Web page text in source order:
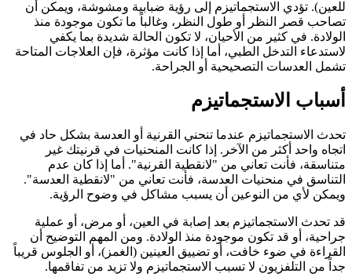
للعين). تؤدي الاستجماتيزم إلى رؤية ضبابية ومشوشة، ويمكن أن
تصاحب قصر النظر أو طول النظر، وغالباً ما تكون موجودة منذ
الولادة. في كثير من الأحيان، لا تكون الحالة شديدة بما يكفي
لاستدعاء التدخل الطبي، أما إذا كانت مؤثرة، فإن العلاجات المتاحة
تشمل العدسات التصحيحية أو الجراحة.
أسباب الاستجماتيزم
تحدث الاستجماتيزم عندما تنحني القرنية أو العدسة بشكل حاد في
اتجاه واحد أكثر من الآخر. إذا كانت المنحنيات في قرنيتك غير
متناسقة، فأنت تعاني من "لانقطية القرنية". أما إذا كان عدم
التناسق في منحنيات العدسة، فأنت تعاني من "لانقطية العدسة".
ويمكن لأي من النوعين أن يسبب مشاكل في وضوح الرؤية.
قد تحدث الاستجماتيزم بعد إصابة في العين، أو مرض، أو عملية
جراحية، أو قد تكون موجودة منذ الولادة. ومن المهم التوضيح أن
القراءة في ضوء خافت، أو تضييق العينين (الغمز)، أو الجلوس قريباً
جداً من التلفزيون لا تسبب الاستجماتيزم ولا تزيد من تفاقمها.